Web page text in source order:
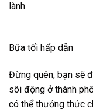
lành.
Bữa tối hấp dẫn
Đừng quên, bạn sẽ
sôi động ở thành
có thể thưởng thức